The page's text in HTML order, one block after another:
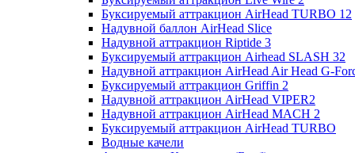
Буксируемый аттракцион AirHead TURBO 12
Надувной баллон AirHead Slice
Надувной аттракцион Riptide 3
Буксируемый аттракцион Airhead SLASH 32
Надувной аттракцион AirHead Air Head G-
Буксируемый аттракцион Griffin 2
Надувной аттракцион AirHead VIPER2
Надувной аттракцион AirHead MACH 2
Буксируемый аттракцион AirHead TURBO
Водные качели